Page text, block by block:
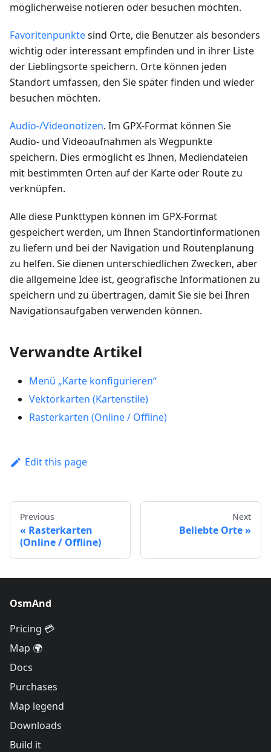
möglicherweise notieren oder besuchen möchten.
Favoritenpunktesind Orte, die Benutzer als besonders
wichtig oder interessant empfinden und in ihrer Liste
der Lieblingsorte speichern. Orte können jeden
Standort umfassen, den Sie später finden und wieder
besuchen möchten.
Audio-/Videonotizen. Im GPX-Format können Sie
Audio- und Videoaufnahmen als Wegpunkte
speichern. Dies ermöglicht es Ihnen, Mediendateien
mit bestimmten Orten auf der Karte oder Route zu
verknüpfen.
Alle diese Punkttypen können im GPX-Format
gespeichert werden, um Ihnen Standortinformationen
zu liefern und bei der Navigation und Routenplanung
zu helfen. Sie dienen unterschiedlichen Zwecken, aber
die allgemeine Idee ist, geografische Informationen zu
speichern und zu übertragen, damit Sie sie bei Ihren
Navigationsaufgaben verwenden können.
Verwandte Artikel
Menü „Karte konfigurieren“
Vektorkarten (Kartenstile)
Rasterkarten (Online / Offline)
Edit this page
Previous
Rasterkarten
(Online / Offline)
Next
Beliebte Orte
OsmAnd
Pricing 💳
Map 🌍
Docs
Purchases
Map legend
Downloads
Build it